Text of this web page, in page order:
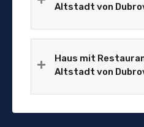
Altstadt von
Haus mit
Altstadt von